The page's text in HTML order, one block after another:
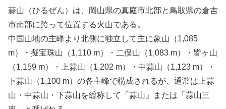
蒜山（ひるぜん）は、岡山県の真庭市北部と鳥取県の倉吉
市南部に跨って位置する火山である。
中国山地の主峰より北側に独立して主に象山（1,085
m）・擬宝珠山（1,110 m）・二俣山（1,083 m）・皆ヶ山
（1,159 m）・上蒜山（1,202 m）・中蒜山（1,123 m）・
下蒜山（1,100 m）の各主峰で構成されるが、通常は上蒜
山・中蒜山・下蒜山を総称して「蒜山」または「蒜山三